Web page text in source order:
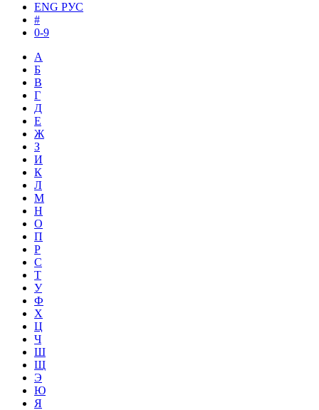
ENG РУС
#
0-9
А
Б
В
Г
Д
Е
Ж
З
И
К
Л
М
Н
О
П
Р
С
Т
У
Ф
Х
Ц
Ч
Ш
Щ
Э
Ю
Я